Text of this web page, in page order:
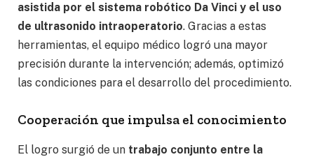
asistida por el sistema robótico Da Vinci y el uso
de ultrasonido intraoperatorio. Gracias a estas
herramientas, el equipo médico logró una mayor
precisión durante la intervención; además, optimizó
las condiciones para el desarrollo del procedimiento.
Cooperación que impulsa el conocimiento
El logro surgió de un trabajo conjunto entre la